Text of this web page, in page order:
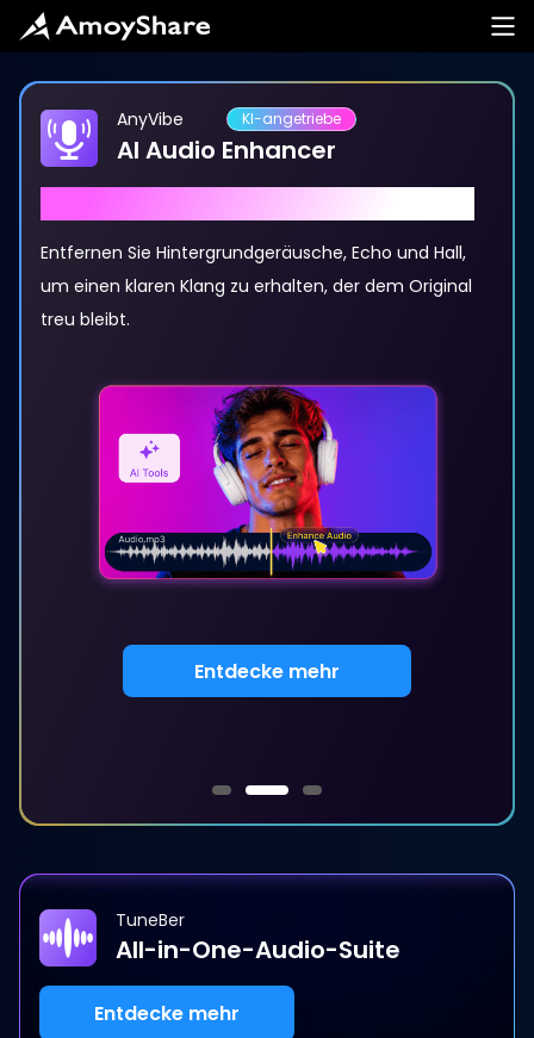
AnyVibe
AI Audio Enhancer
KI-angetriebe
Entfernen Sie Hintergrundgeräusche, Echo und Hall,
um einen klaren Klang zu erhalten, der dem Original
treu bleibt.
Entdecke mehr
TuneBer
All-in-One-Audio-Suite
Entdecke mehr